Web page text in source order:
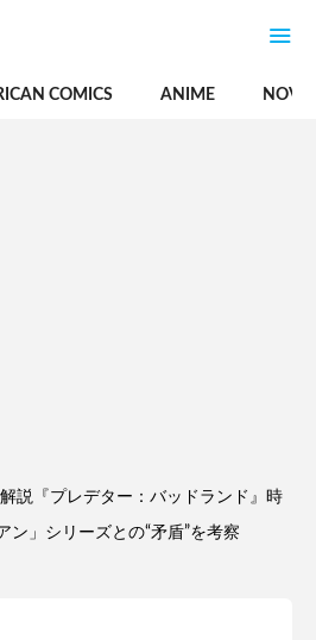
COMICS ANIME
説『プレデター：バッドランド』時
ン」シリーズとの“矛盾”を考察